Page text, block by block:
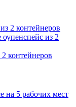
контейнеров